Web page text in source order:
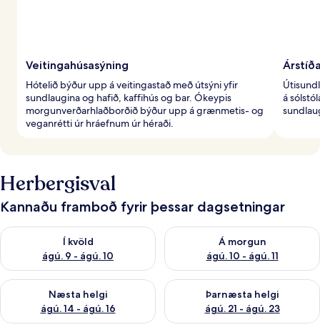
Veitingahúsasýning
Hótelið býður upp á veitingastað með útsýni yfir
sundlaugina og hafið, kaffihús og bar. Ókeypis
morgunverðarhlaðborðið býður upp á grænmetis- og
veganrétti úr hráefnum úr héraði.
á
Herbergisval
Kannaðu framboð fyrir þessar dagsetningar
Í kvöld
ágú. 9 - ágú. 10
Athuga framboð í kvöld ágú. 9 - ágú. 10
Á morgun
ágú. 10 - ágú. 11
Athuga framboð á morgun
Næsta helgi
ágú. 14 - ágú. 16
Athuga framboð næstu helgi ágú. 14 - ágú. 16
Þarnæsta helgi
ágú. 21 - ágú. 23
Athuga framboð þarnæstu